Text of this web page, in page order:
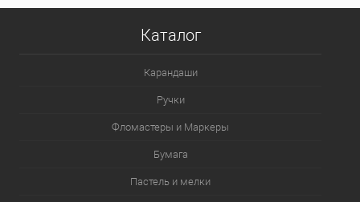
Каталог
Карандаши
Ручки
Фломастеры и Маркеры
Бумага
Пастель и мелки